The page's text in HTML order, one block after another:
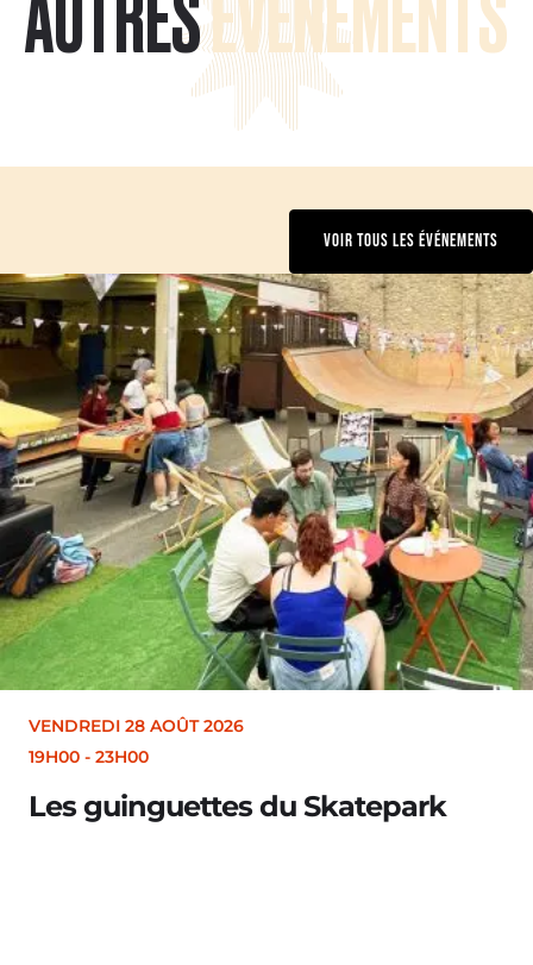
AUTRESÉVÉNEMENTS
VOIR TOUS LES ÉVÉNEMENTS
VENDREDI 28 AOÛT 2026
19H30
Merle [Un dernier soir d’été :